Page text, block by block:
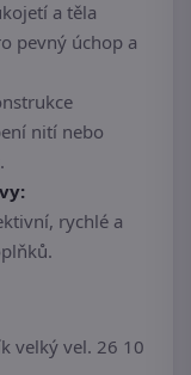
a těla
pevný úchop a
nití nebo
rychlé a
velký vel. 26 10